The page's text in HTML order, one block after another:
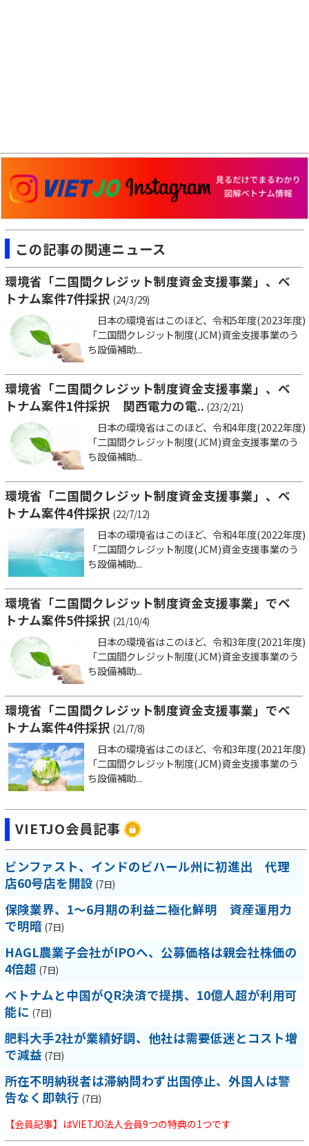
この記事の関連ニュース
環境省「二国間クレジット制度資金支援事業」、ベ
トナム案件7件採択 (24/3/29)
日本の環境省はこのほど、令和5年度(2023年度)
「二国間クレジット制度(JCM)資金支援事業のう
ち設備補助...
環境省「二国間クレジット制度資金支援事業」、ベ
トナム案件1件採択 関西電力の電.. (23/2/21)
日本の環境省はこのほど、令和4年度(2022年度)
「二国間クレジット制度(JCM)資金支援事業のう
ち設備補助...
環境省「二国間クレジット制度資金支援事業」、ベ
トナム案件4件採択 (22/7/12)
日本の環境省はこのほど、令和4年度(2022年度)
「二国間クレジット制度(JCM)資金支援事業のう
ち設備補助...
環境省「二国間クレジット制度資金支援事業」でベ
トナム案件5件採択 (21/10/4)
日本の環境省はこのほど、令和3年度(2021年度)
「二国間クレジット制度(JCM)資金支援事業のう
ち設備補助...
環境省「二国間クレジット制度資金支援事業」でベ
トナム案件4件採択 (21/7/8)
日本の環境省はこのほど、令和3年度(2021年度)
「二国間クレジット制度(JCM)資金支援事業のう
ち設備補助...
VIETJO会員記事
ビンファスト、インドのビハール州に初進出 代理
店60号店を開設 (7日)
保険業界、1～6月期の利益二極化鮮明 資産運用力
で明暗 (7日)
HAGL農業子会社がIPOへ、公募価格は親会社株価の
4倍超 (7日)
ベトナムと中国がQR決済で提携、10億人超が利用可
能に (7日)
肥料大手2社が業績好調、他社は需要低迷とコスト増
で減益 (7日)
所在不明納税者は滞納問わず出国停止、外国人は警
告なく即執行 (7日)
【会員記事】はVIETJO法人会員9つの特典の1つです